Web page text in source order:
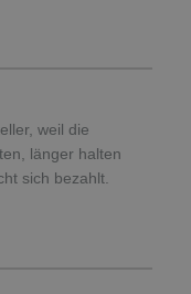
weil die
länger halten
sich bezahlt.